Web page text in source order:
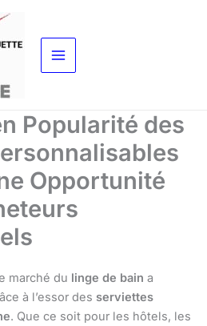
Popularité des
Opportunité
marché du linge de bain a
à l’essor des serviettes
. Que ce soit pour les hôtels, les